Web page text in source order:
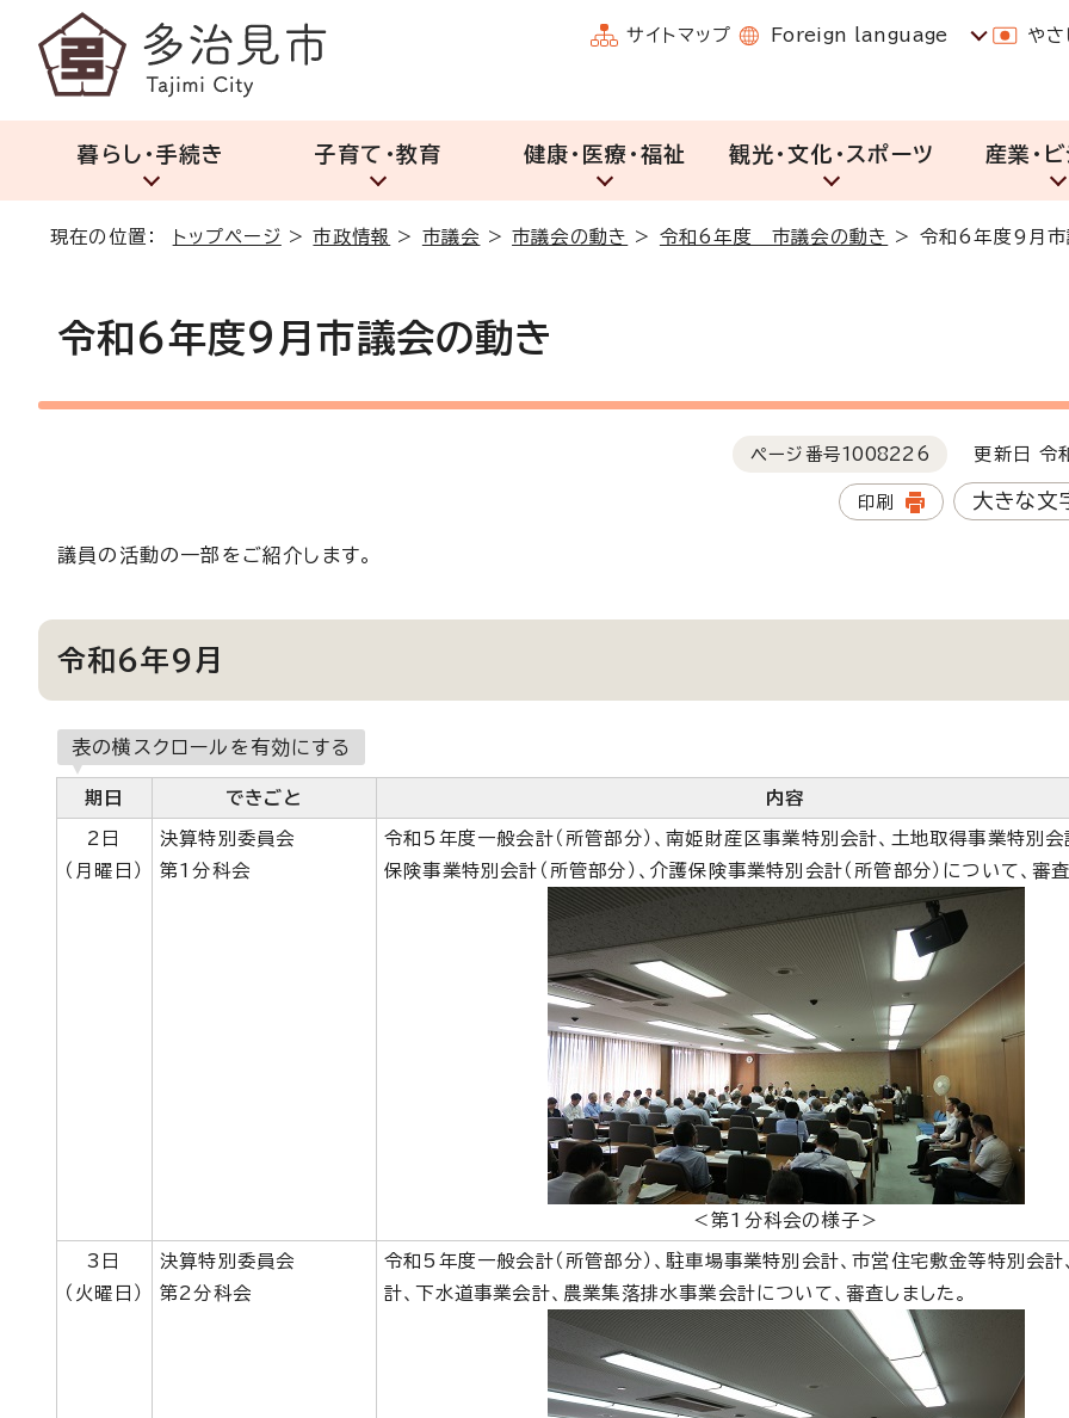
サイトマップ Foreign language やさ
暮らし・手続き 子育て・教育 健康・医療・福祉 観光・文化・スポーツ 産業・
現在の位置： トップページ >市政情報 > 市議会 >市議会の動き > 令和6年度 市議会の動き > 令和6年度9月市
令和6年度9月市議会の動き
ページ番号1008226 更新日 令
印刷 大きな文
議員の活動の一部をご紹介します。
令和6年9月
表の横スクロールを有効にする
期日 できごと 内容
2日
（月曜日）
決算特別委員会
第1分科会
令和5年度一般会計（所管部分）、南姫財産区事業特別会計、土地取得事業特別会
保険事業特別会計（所管部分）、介護保険事業特別会計（所管部分）について、審査
＜第1分科会の様子＞
3日
（火曜日）
決算特別委員会
第2分科会
令和5年度一般会計（所管部分）、駐車場事業特別会計、市営住宅敷金等特別会計
計、下水道事業会計、農業集落排水事業会計について、審査しました。